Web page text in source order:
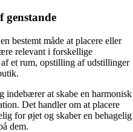
genstande
bestemt måde at placere eller
relevant i forskellige
et rum, opstilling af udstillinger
indebærer at skabe en harmonisk
Det handler om at placere
for øjet og skaber en behagelig
dem.